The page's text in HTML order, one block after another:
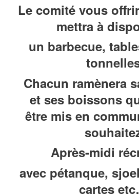
Le comité vous
mettra à
un barbecue,
Chacun ramènera
et ses boissons
être mis en
Après-midi
avec pétanque,
cartes